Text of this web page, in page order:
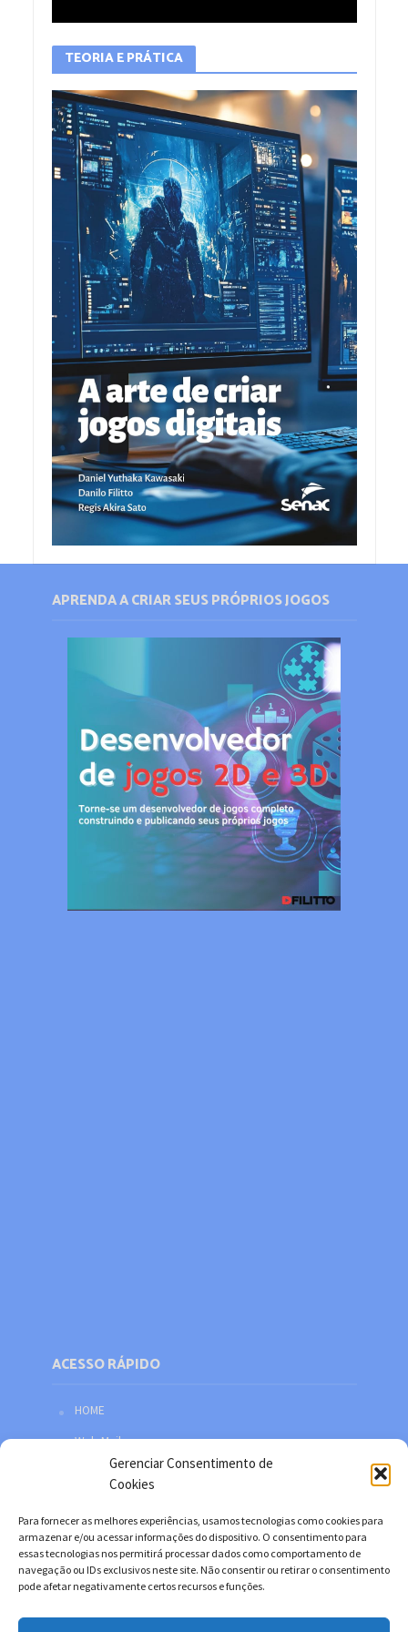
Gerenciar Consentimento de
Cookies
Para fornecer as melhores experiências, usamos tecnologias como cookies para
armazenar e/ou acessar informações do dispositivo. O consentimento para
essas tecnologias nos permitirá processar dados como comportamento de
navegação ou IDs exclusivos neste site. Não consentir ou retirar o consentimento
pode afetar negativamente certos recursos e funções.
TEORIA E PRÁTICA
APRENDA A CRIAR SEUS PRÓPRIOS JOGOS
ACESSO RÁPIDO
HOME
Web Mail
Política de privacidade
Facebook
Twitter
YouTube
Instagram